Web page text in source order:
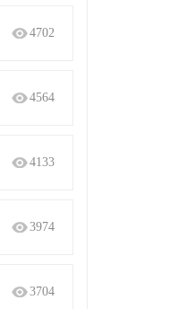
4702
4564
4133
3974
3704